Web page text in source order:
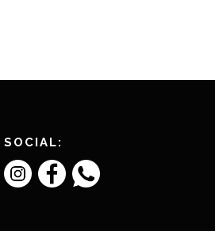
SOCIAL: